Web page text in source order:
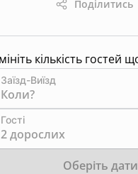
Поділитись
Заїзд-Виїзд
Коли?
Гості
2 дорослих
Оберіть дати